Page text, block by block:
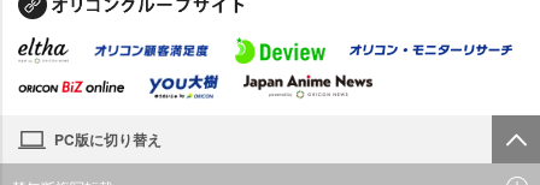
PC版に切り替え